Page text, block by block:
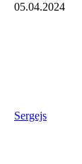
05.04.2024
Sergejs